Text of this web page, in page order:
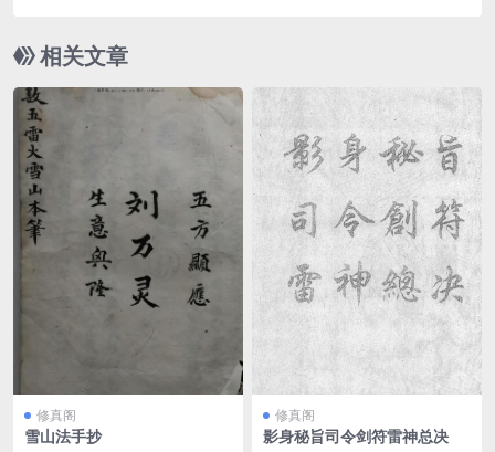
相关文章
修真阁
雪山法手抄
修真阁
影身秘旨司令剑符雷神总决